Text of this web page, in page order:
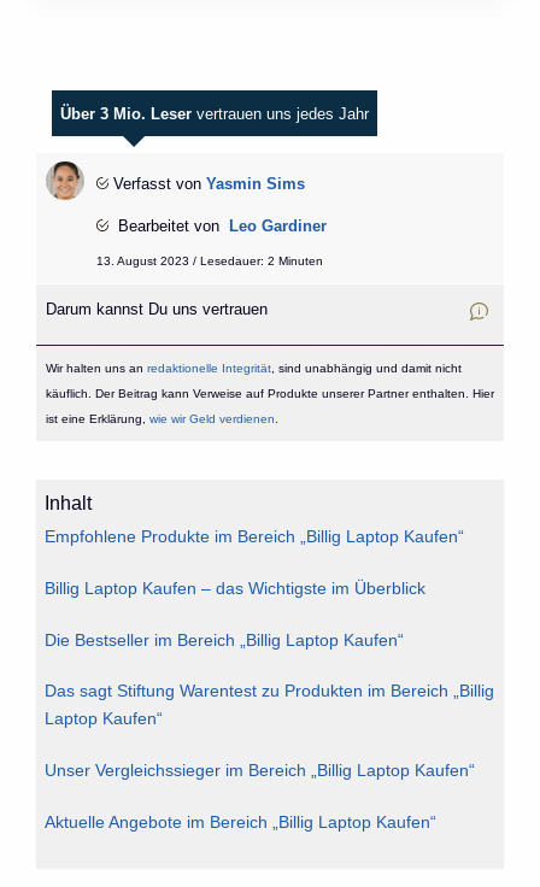
Über 3 Mio. Leser vertrauen uns jedes Jahr
Verfasst von Yasmin Sims
Bearbeitet von Leo Gardiner
13. August 2023 / Lesedauer: 2 Minuten
Darum kannst Du uns vertrauen
Wir halten uns an redaktionelle Integrität, sind unabhängig und damit nicht
käuflich. Der Beitrag kann Verweise auf Produkte unserer Partner enthalten. Hier
ist eine Erklärung, wie wir Geld verdienen
Inhalt
Empfohlene Produkte im Bereich „Billig Laptop Kaufen“
Billig Laptop Kaufen – das Wichtigste im Überblick
Die Bestseller im Bereich „Billig Laptop Kaufen“
Das sagt Stiftung Warentest zu Produkten im Bereich „Billig
Laptop Kaufen“
Unser Vergleichssieger im Bereich „Billig Laptop Kaufen“
Aktuelle Angebote im Bereich „Billig Laptop Kaufen“